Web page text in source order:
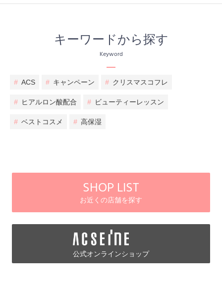
キーワードから探す
Keyword
# ACS # キャンペーン # クリスマスコフレ
# ヒアルロン酸配合 # ビューティーレッスン
# ベストコスメ # 高保湿
SHOP LIST
お近くの店舗を探す
公式オンラインショップ